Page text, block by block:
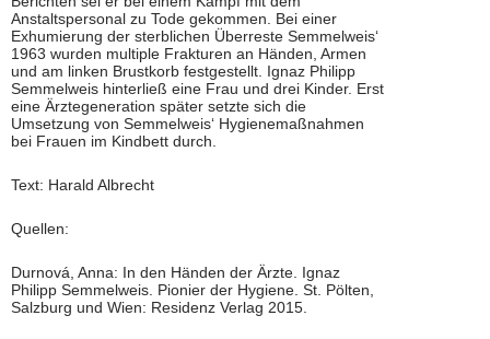
Anstaltspersonal zu Tode gekommen. Bei einer
Exhumierung der sterblichen Überreste Semmelweis‘
1963 wurden multiple Frakturen an Händen, Armen
und am linken Brustkorb festgestellt. Ignaz Philipp
Semmelweis hinterließ eine Frau und drei Kinder. Erst
eine Ärztegeneration später setzte sich die
Umsetzung von Semmelweis‘ Hygienemaßnahmen
bei Frauen im Kindbett durch.
Text: Harald Albrecht
Quellen:
Durnová, Anna: In den Händen der Ärzte. Ignaz
Philipp Semmelweis. Pionier der Hygiene. St. Pölten,
Salzburg und Wien: Residenz Verlag 2015.